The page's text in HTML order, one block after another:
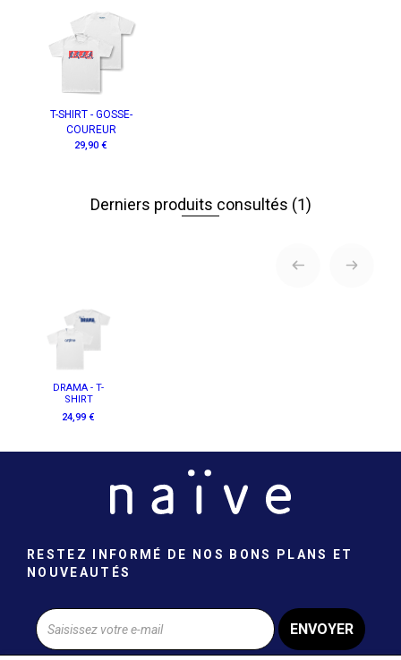
T-SHIRT - GOSSE-
COUREUR
29,90 €
Derniers produits consultés (1)
DRAMA - T-
SHIRT
24,99 €
RESTEZ INFORMÉ DE NOS BONS PLANS ET
NOUVEAUTÉS
ENVOYER